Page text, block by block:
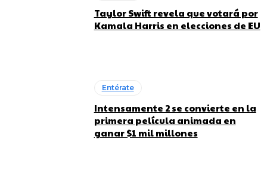
Taylor Swift revela que votará por
Kamala Harris en elecciones de EU
Entérate
Intensamente 2 se convierte en la
primera película animada en
ganar $1 mil millones